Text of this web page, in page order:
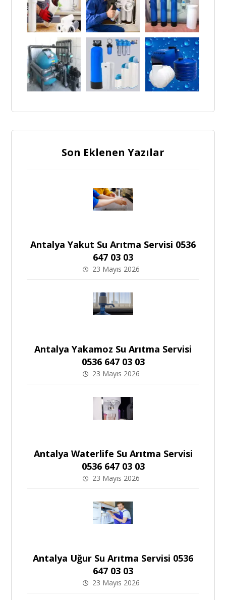
Son Eklenen Yazılar
Antalya Yakut Su Arıtma Servisi 0536
647 03 03
23 Mayıs 2026
Antalya Yakamoz Su Arıtma Servisi
0536 647 03 03
23 Mayıs 2026
Antalya Waterlife Su Arıtma Servisi
0536 647 03 03
23 Mayıs 2026
Antalya Uğur Su Arıtma Servisi 0536
647 03 03
23 Mayıs 2026